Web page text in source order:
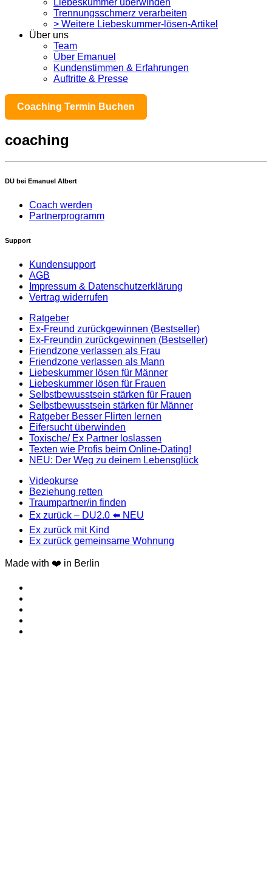
Trennungsschmerz verarbeiten
> Weitere Liebeskummer-lösen-Artikel
Über uns
Team
Über Emanuel
Kundenstimmen & Erfahrungen
Auftritte & Presse
Coaching Termin Buchen
coaching
DU bei Emanuel Albert
Coach werden
Partnerprogramm
Support
Kundensupport
AGB
Impressum & Datenschutzerklärung
Vertrag widerrufen
Ratgeber
Ex-Freund zurückgewinnen (Bestseller)
Ex-Freundin zurückgewinnen (Bestseller)
Friendzone verlassen als Frau
Friendzone verlassen als Mann
Liebeskummer lösen für Männer
Liebeskummer lösen für Frauen
Selbstbewusstsein stärken für Frauen
Selbstbewusstsein stärken für Männer
Ratgeber Besser Flirten lernen
Eifersucht überwinden
Toxische/ Ex Partner loslassen
Texten wie Profis beim Online-Dating!
NEU: Der Weg zu deinem Lebensglück
Videokurse
Beziehung retten
Traumpartner/in finden
Ex zurück – DU2.0 ⬅️ NEU
Ex zurück mit Kind
Ex zurück gemeinsame Wohnung
Made with ❤️ in Berlin